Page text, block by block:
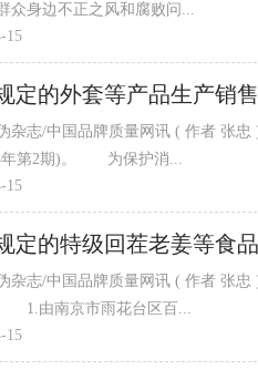
众身边不正之风和腐败问...
15
定的外套等产品生产销
) 近日，福建省市场监督管理局发布关于产品质量监督抽查复查不合
年第2期)。 为保护消...
15
) 根据2025年南京市雨花台区食品安全监督抽检不合格产品信息公示
1.由南京市雨花台区百...
15